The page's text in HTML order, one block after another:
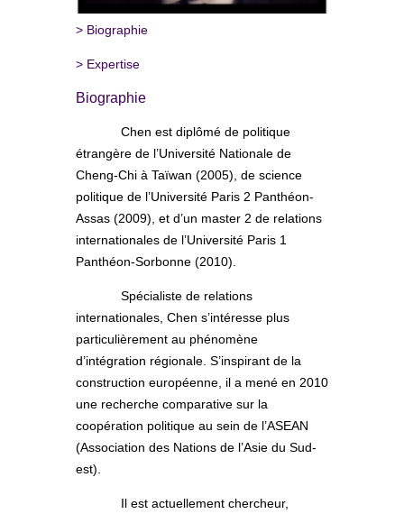
> Biographie
> Expertise
Biographie
Chen est diplômé de politique
étrangère de l’Université Nationale de
Cheng-Chi à Taïwan (2005), de science
politique de l’Université Paris 2 Panthéon-
Assas (2009), et d’un master 2 de relations
internationales de l’Université Paris 1
Panthéon-Sorbonne (2010).
Spécialiste de relations
internationales, Chen s’intéresse plus
particulièrement au phénomène
d’intégration régionale. S’inspirant de la
construction européenne, il a mené en 2010
une recherche comparative sur la
coopération politique au sein de l’ASEAN
(Association des Nations de l’Asie du Sud-
est).
Il est actuellement chercheur,